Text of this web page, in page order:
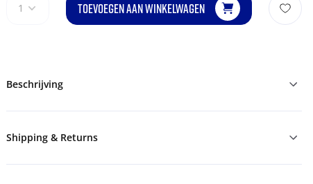
1 TOEVOEGEN AAN WINKELWAGEN
Beschrijving
Shipping & Returns